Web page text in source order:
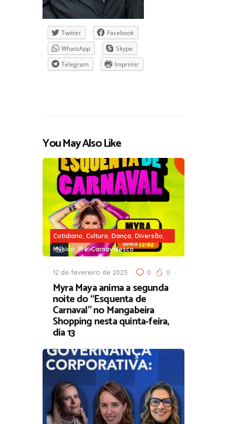
Twitter
Facebook
WhatsApp
Skype
Telegram
Imprimir
You May Also Like
Cotidiano, Cultura, Dança, Diversão,
Música, Pré-Carnavalesco
12 de fevereiro de 2025 0 0
Myra Maya anima a segunda
noite do “Esquenta de
Carnaval” no Mangabeira
Shopping nesta quinta-feira,
dia 13